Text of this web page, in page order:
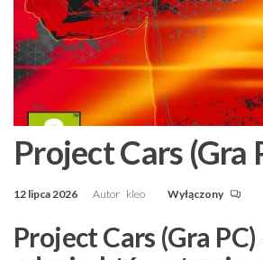
Project Cars (Gra
12 lipca 2026 Autor kleo Wyłączony
Project Cars (Gra